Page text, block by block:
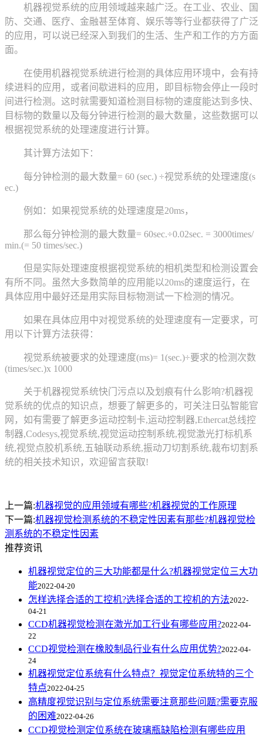
机器视觉系统的应用领域越来越广泛。在工业、农业、国
防、交通、医疗、金融甚至体育、娱乐等等行业都获得了广泛
的应用，可以说已经深入到我们的生活、生产和工作的方方面
面。
在使用机器视觉系统进行检测的具体应用环境中，会有持
续进料的应用，或者间歇进料的应用，即目标物会停止一段时
间进行检测。这时就需要知道检测目标物的速度能达到多快、
目标物的数量以及每分钟进行检测的最大数量，这些数据可以
根据视觉系统的处理速度进行计算。
其计算方法如下：
每分钟检测的最大数量= 60 (sec.) ÷视觉系统的处理速度(s
ec.)
例如：如果视觉系统的处理速度是20ms，
那么每分钟检测的最大数量= 60sec.÷0.02sec. = 3000times/
min.(= 50 times/sec.)
但是实际处理速度根据视觉系统的相机类型和检测设置会
有所不同。虽然大多数简单的应用能以20ms的速度运行，在
具体应用中最好还是用实际目标物测试一下检测的情况。
如果在具体应用中对视觉系统的处理速度有一定要求，可
用以下计算方法获得：
视觉系统被要求的处理速度(ms)= 1(sec.)÷要求的检测次数
(times/sec.)x 1000
关于机器视觉系统快门污点以及划痕有什么影响?机器视
觉系统的优点的知识点，想要了解更多的，可关注日弘智能官
网，如有需要了解更多运动控制卡,运动控制器,Ethercat总线控
制器,Codesys,视觉系统,视觉运动控制系统,视觉激光打标机系
统,视觉点胶机系统,五轴联动系统,振动刀切割系统,裁布切割系
统的相关技术知识，欢迎留言获取!
上一篇:机器视觉的应用领域有哪些?机器视觉的工作原理
下一篇:机器视觉检测系统的不稳定性因素有那些?机器视觉检
测系统的不稳定性因素
推荐资讯
机器视觉定位的三大功能都是什么?机器视觉定位三大功
能2022-04-20
怎样选择合适的工控机?选择合适的工控机的方法2022-
04-21
CCD机器视觉检测在激光加工行业有哪些应用?2022-04-
22
CCD视觉检测在橡胶制品行业有什么应用优势?2022-04-
24
机器视觉定位系统有什么特点？视觉定位系统特的三个
特点2022-04-25
高精度视觉识别与定位系统需要注意那些问题?需要克服
的困难2022-04-26
CCD视觉检测定位系统在玻璃瓶缺陷检测有哪些应用